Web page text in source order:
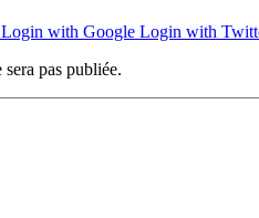
Login with Google Login with
sera pas publiée.